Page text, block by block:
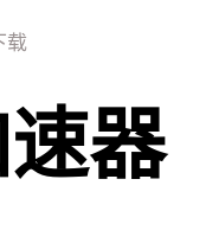
载
器